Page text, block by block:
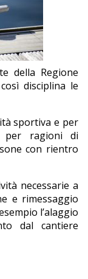
della Regione
disciplina le
sportiva e per
per ragioni di
con rientro
necessarie a
e rimessaggio
l’alaggio
dal cantiere